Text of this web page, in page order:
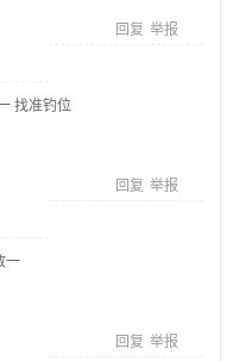
回复 举报
找准钓位
回复 举报
一
回复 举报